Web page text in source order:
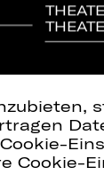
Cookie-